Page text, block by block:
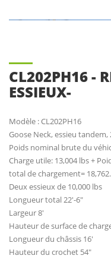
CL202PH16 -
ESSIEUX-
Modèle : CL202PH16
Goose Neck, essieu tandem,
Poids nominal brute du
Charge utile: 13,004 lbs +
total de chargement=
Deux essieux de 10,000 lbs
Longueur total 22'-6"
Largeur 8'
Hauteur de surface de
Longueur du châssis 16'
Hauteur du crochet 54"